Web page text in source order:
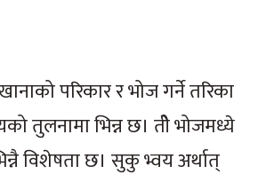
परिकार र भोज गर्ने तरिका
तुलनामा भिन्न छ। तीे भोजमध्ये
विशेषता छ। सुकु भ्वय अर्थात्